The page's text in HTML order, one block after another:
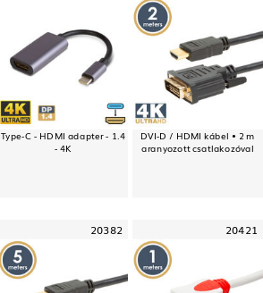
Type-C - HDMI adapter - 1.4
- 4K
DVI-D / HDMI kábel • 2 m
aranyozott csatlakozóval
20382 20421